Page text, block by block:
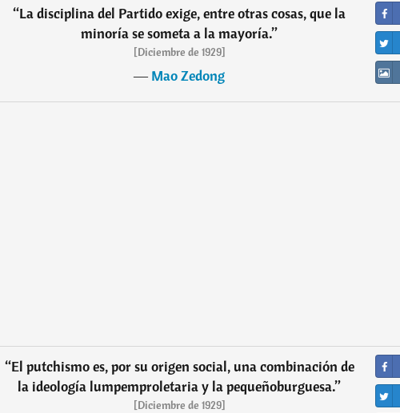
“La disciplina del Partido exige, entre otras cosas, que la
minoría se someta a la mayoría.”
[Diciembre de 1929]
―Mao Zedong
“El putchismo es, por su origen social, una combinación de
la ideología lumpemproletaria y la pequeñoburguesa.”
[Diciembre de 1929]